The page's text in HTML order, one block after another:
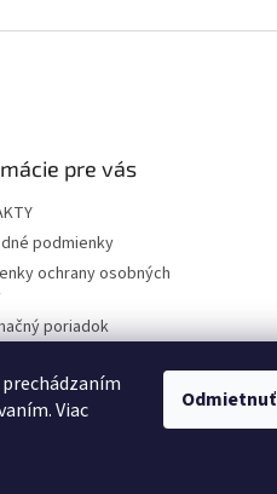
Viac
Odmietnuť
pre vás
podmienky
ochrany osobných
poriadok
formulár